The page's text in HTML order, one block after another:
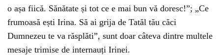
o așa fiică. Sănătate și tot ce e mai bun vă doresc!”; „Ce
frumoasă ești Irina. Să ai grija de Tatăl tău căci
Dumnezeu te va răsplăti”, sunt doar câteva dintre multele
mesaje trimise de internauți Irinei.